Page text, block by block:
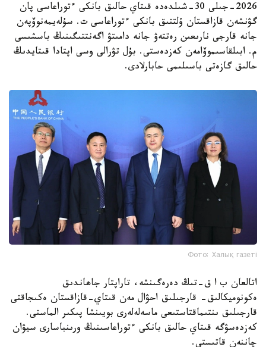
2026-جىلى 30-شىلدەدە قىتاي حالىق بانكى ءتوراعاسى پان
گۋنشەن قازاقستان ۇلتتىق بانكى ءتوراعاسى ت. سۇلەيمەنوۆپەن
جانە قارجى نارىعىن رەتتەۋ جانە دامىتۋ اگەنتتىگىنىڭ باسشىسى
م. ابىلقاسىموۆامەن كەزدەستى. بۇل تۋرالى وسى اپتادا قىتايدىڭ
حالىق گازەتى باسىلىمى حابارلادى.
Фото: Халық газеті
اتالعان ب ا ق-تىڭ دەرەگىنشە، تاراپتار جاھاندىق
ەكونوميكالىق- قارجىلىق احۋال مەن قىتاي-قازاقستان ەكىجاقتى
قارجىلىق ىنتىماقتاستىعى ماسەلەلەرى بويىنشا پىكىر الماستى.
كەزدەسۋگە قىتاي حالىق بانكى ءتوراعاسىنىڭ ورىنباسارى سيۋان
چاننەن قاتىستى.